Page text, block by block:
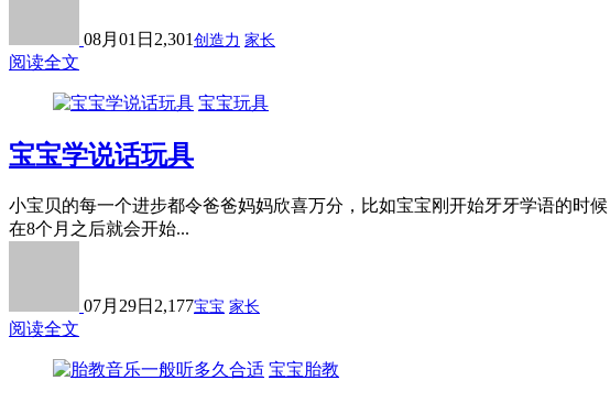
08月01日 2,301 创造力 家长
阅读全文
宝宝玩具
宝宝学说话玩具
小宝贝的每一个进步都令爸爸妈妈欣喜万分，比如宝宝刚开始牙牙学语的时
在8个月之后就会开始...
07月29日 2,177宝宝 家长
阅读全文
宝宝胎教